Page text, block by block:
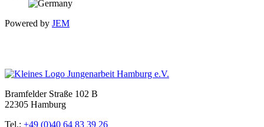
Powered by JEM
Bramfelder Straße 102 B
22305 Hamburg
Tel.: +49 (0)40 64 83 39 26